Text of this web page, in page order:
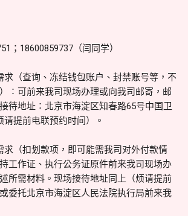
；18600859737（闫同学）
求（查询、冻结钱包账户、封禁账号等，不
∶可前来我司现场办理或向我司邮寄，邮
待地址∶北京市海淀区知春路65号中国卫
提前电联预约时间）。
求（扣划款项，即可能需我司对外付款情
工作证、执行公务证原件前来我司现场办
所需材料。现场接待地址同上（烦请提前
委托北京市海淀区人民法院执行局前来我